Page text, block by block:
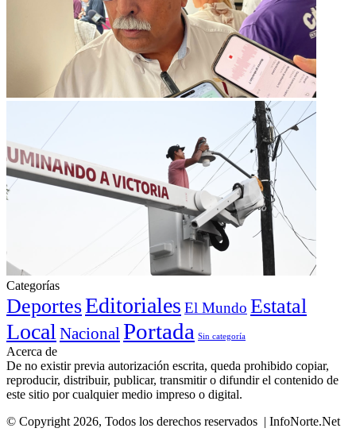
Categorías
DeportesEditoriales El Mundo Estatal
LocalNacionalPortada Sin categoría
Acerca de
De no existir previa autorización escrita, queda prohibido copiar,
reproducir, distribuir, publicar, transmitir o difundir el contenido de
este sitio por cualquier medio impreso o digital.
© Copyright 2026, Todos los derechos reservados | InfoNorte.Net